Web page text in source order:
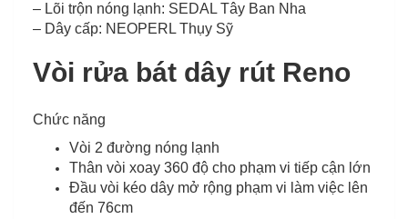
– Lõi trộn nóng lạnh: SEDAL Tây Ban Nha
– Dây cấp: NEOPERL Thụy Sỹ
Vòi rửa bát dây rút Reno
Chức năng
Vòi 2 đường nóng lạnh
Thân vòi xoay 360 độ cho phạm vi tiếp cận lớn
Đầu vòi kéo dây mở rộng phạm vi làm việc lên
đến 76cm